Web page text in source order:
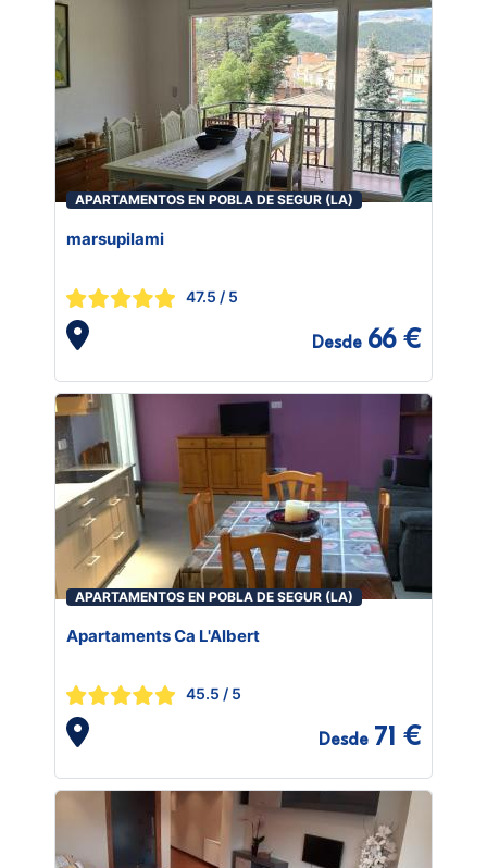
APARTAMENTOS EN POBLA DE SEGUR (LA)
marsupilami
47.5 / 5
Desde 66 €
APARTAMENTOS EN POBLA DE SEGUR (LA)
Apartaments Ca L'Albert
45.5 / 5
Desde 71 €